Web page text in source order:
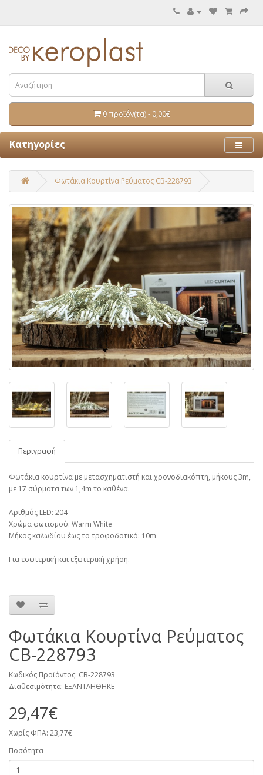
0 προϊόν(τα) - 0,00€
Κατηγορίες
Φωτάκια Κουρτίνα Ρεύματος CB-228793
Περιγραφή
Φωτάκια κουρτίνα με μετασχηματιστή και χρονοδιακόπτη, μήκους 3m,
με 17 σύρματα των 1,4m το καθένα.
Αριθμός LED: 204
Χρώμα φωτισμού: Warm White
Μήκος καλωδίου έως το τροφοδοτικό: 10m
Για εσωτερική και εξωτερική χρήση.
Φωτάκια Κουρτίνα Ρεύματος
CB-228793
Κωδικός Προϊόντος: CB-228793
Διαθεσιμότητα: ΕΞΑΝΤΛΗΘΗΚΕ
29,47€
Χωρίς ΦΠΑ: 23,77€
Ποσότητα